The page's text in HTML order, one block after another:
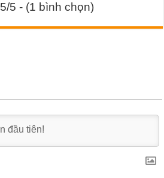
5/5 - (1 bình chọn)